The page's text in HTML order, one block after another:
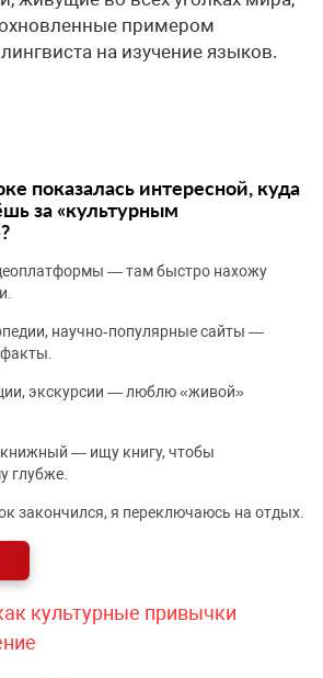
примером
на изучение языков.
показалась интересной, куда
за «культурным
— там быстро нахожу
научно‑популярные сайты —
экскурсии — люблю «живой»
книжный — ищу книгу, чтобы
глубже.
закончился, я переключаюсь на отдых.
культурные привычки